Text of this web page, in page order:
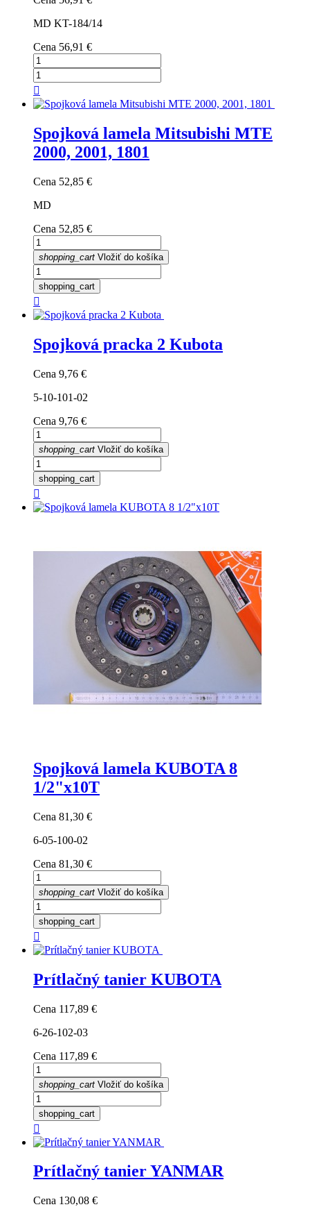
MD KT-184/14
Cena 56,91 €

Spojková lamela Mitsubishi MTE
2000, 2001, 1801
Cena 52,85 €
MD
Cena 52,85 €
shopping_cart Vložiť do košíka
shopping_cart

Spojková pracka 2 Kubota
Cena 9,76 €
5-10-101-02
Cena 9,76 €
shopping_cart Vložiť do košíka
shopping_cart

Spojková lamela KUBOTA 8
1/2"x10T
Cena 81,30 €
6-05-100-02
Cena 81,30 €
shopping_cart Vložiť do košíka
shopping_cart

Prítlačný tanier KUBOTA
Cena 117,89 €
6-26-102-03
Cena 117,89 €
shopping_cart Vložiť do košíka
shopping_cart

Prítlačný tanier YANMAR
Cena 130,08 €